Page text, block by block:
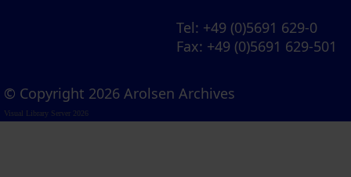
Tel: +49 (0)5691 629-0
Fax: +49 (0)5691 629-501
© Copyright 2026 Arolsen Archives
Visual Library Server 2026